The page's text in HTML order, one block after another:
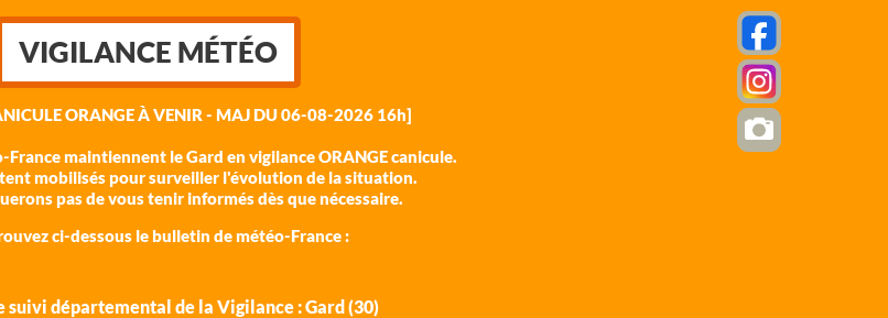
VIGILANCE MÉTÉO
ORANGE À VENIR - MAJ DU 06-08-2026 16h]
France maintiennent le Gard en vigilance ORANGE canicule.
mobilisés pour surveiller l'évolution de la situation.
pas de vous tenir informés dès que nécessaire.
ci-dessous le bulletin de météo-France :
suivi départemental de la Vigilance : Gard (30)